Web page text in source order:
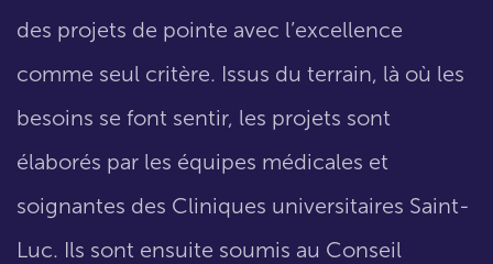
des projets de pointe avec l’excellence
comme seul critère. Issus du terrain, là où les
besoins se font sentir, les projets sont
élaborés par les équipes médicales et
soignantes des Cliniques universitaires Saint-
Luc. Ils sont ensuite soumis au Conseil